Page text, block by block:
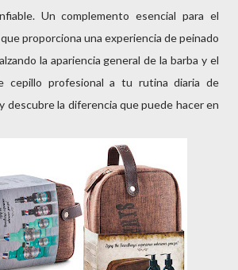
Un complemento esencial para el
proporciona una experiencia de peinado
la apariencia general de la barba y el
cepillo profesional a tu rutina diaria de
descubre la diferencia que puede hacer en